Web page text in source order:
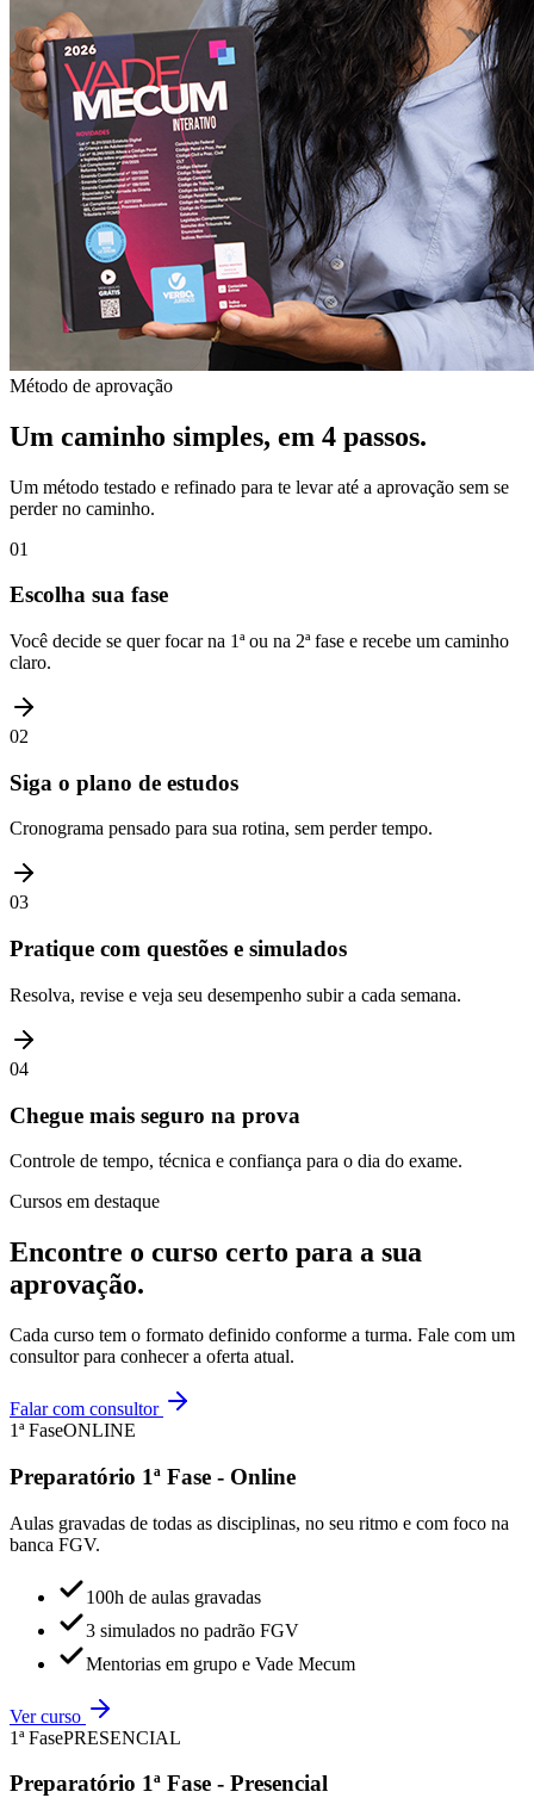
Método de aprovação
Um caminho simples, em 4 passos.
Um método testado e refinado para te levar até a aprovação sem se
perder no caminho.
01
Escolha sua fase
Você decide se quer focar na 1ª ou na 2ª fase e recebe um caminho
claro.
02
Siga o plano de estudos
Cronograma pensado para sua rotina, sem perder tempo.
03
Pratique com questões e simulados
Resolva, revise e veja seu desempenho subir a cada semana.
04
Chegue mais seguro na prova
Controle de tempo, técnica e confiança para o dia do exame.
Cursos em destaque
Encontre o curso certo para a sua
aprovação.
Cada curso tem o formato definido conforme a turma. Fale com um
consultor para conhecer a oferta atual.
Falar com consultor
1ª FaseONLINE
Preparatório 1ª Fase - Online
Aulas gravadas de todas as disciplinas, no seu ritmo e com foco na
banca FGV.
100h de aulas gravadas
3 simulados no padrão FGV
Mentorias em grupo e Vade Mecum
Ver curso
1ª FasePRESENCIAL
Preparatório 1ª Fase - Presencial